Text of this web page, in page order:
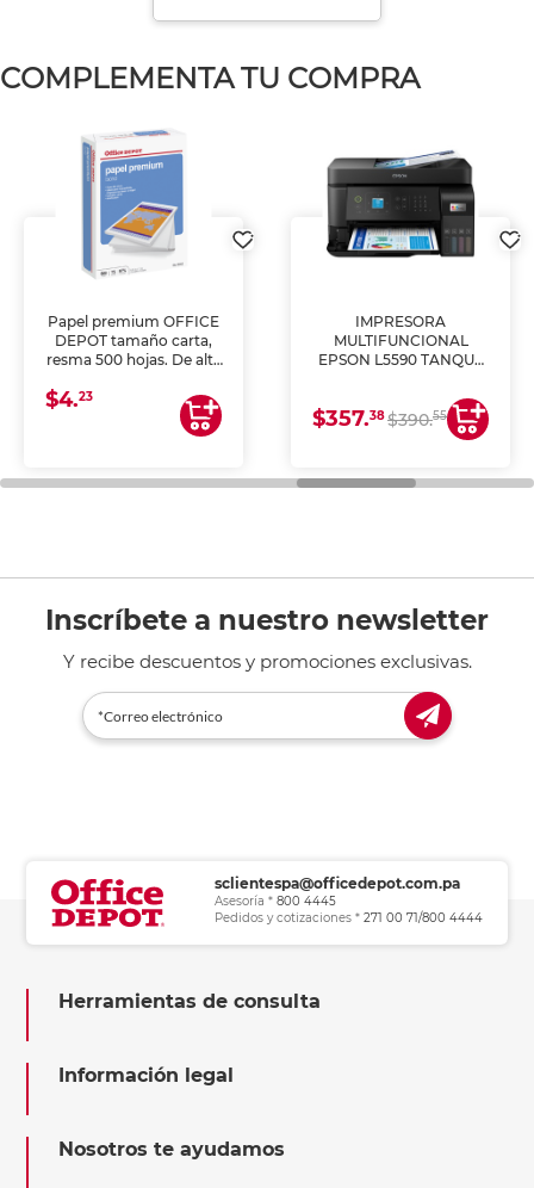
COMPLEMENTA TU COMPRA
Papel premium OFFICE
DEPOT tamaño carta,
resma 500 hojas. De alta
uniforme, ideal para
impresoras de inyección
de tinta y láser,
general de oficina.
$4.23
IMPRESORA
MULTIFUNCIONAL
EPSON L5590 TANQUE
COPIA Y ESCANEA)
$357.38$390.55
Inscríbete a nuestro newsletter
Y recibe descuentos y promociones exclusivas.
sclientespa@officedepot.com.pa
Asesoría * 800 4445
Pedidos y cotizaciones * 271 00 71/800 4444
Herramientas de consulta
Información legal
Nosotros te ayudamos